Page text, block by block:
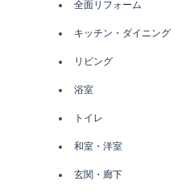
全面リフォーム
キッチン・ダイニング
リビング
浴室
トイレ
和室・洋室
玄関・廊下